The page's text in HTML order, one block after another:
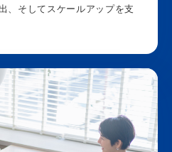
、そしてスケールアップを支